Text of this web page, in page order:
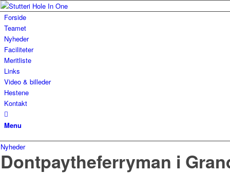
Forside
Teamet
Nyheder
Faciliteter
Meritliste
Links
Video & billeder
Hestene
Kontakt
Menu
Nyheder
Dontpaytheferryman i